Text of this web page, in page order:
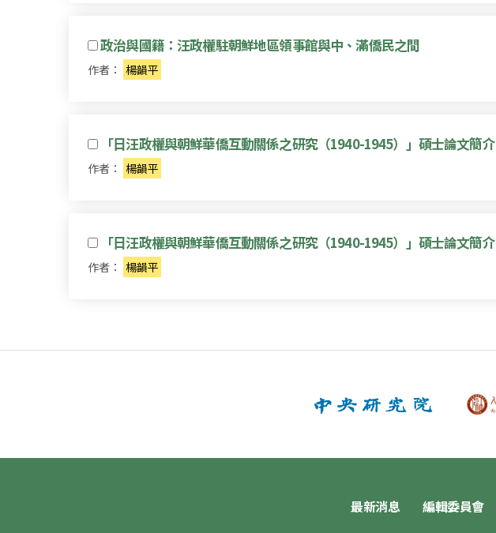
政治與國籍：汪政權駐朝鮮地區領事館與中、滿僑民之間
作者： 楊韻平
「日汪政權與朝鮮華僑互動關係之研究（1940-1945）」碩士論文簡介
作者： 楊韻平
「日汪政權與朝鮮華僑互動關係之研究（1940-1945）」碩士論文簡介
作者： 楊韻平
最新消息 編輯委員會